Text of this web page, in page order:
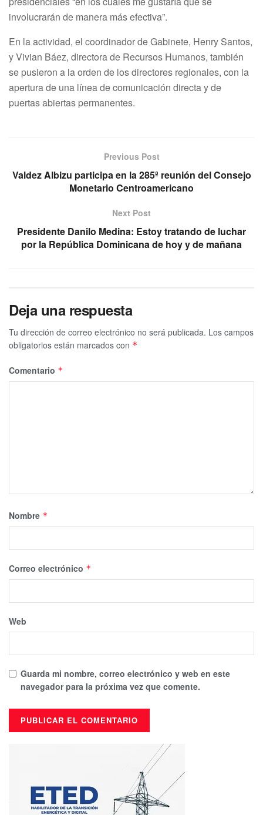
involucrarán de manera más efectiva”.
En la actividad, el coordinador de Gabinete, Henry Santos,
y Vivian Báez, directora de Recursos Humanos, también
se pusieron a la orden de los directores regionales, con la
apertura de una línea de comunicación directa y de
puertas abiertas permanentes.
Previous Post
Valdez Albizu participa en la 285ª reunión del Consejo
Monetario Centroamericano
Next Post
Presidente Danilo Medina: Estoy tratando de luchar
por la República Dominicana de hoy y de mañana
Deja una respuesta
Tu dirección de correo electrónico no será publicada. Los campos
obligatorios están marcados con *
Comentario *
Nombre *
Correo electrónico *
Web
Guarda mi nombre, correo electrónico y web en este
navegador para la próxima vez que comente.